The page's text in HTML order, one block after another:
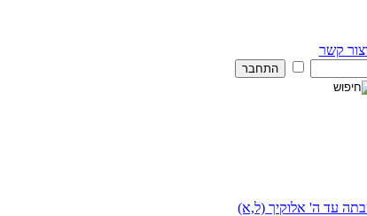
צור קשר
עד ה' אלוקיך (ל,א)